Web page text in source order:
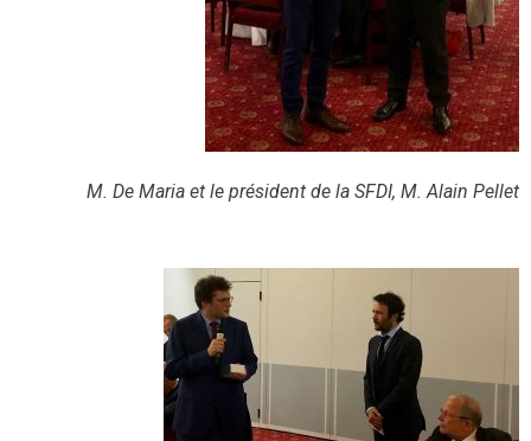
M. De Maria et le président de la SFDI, M. Alain Pellet